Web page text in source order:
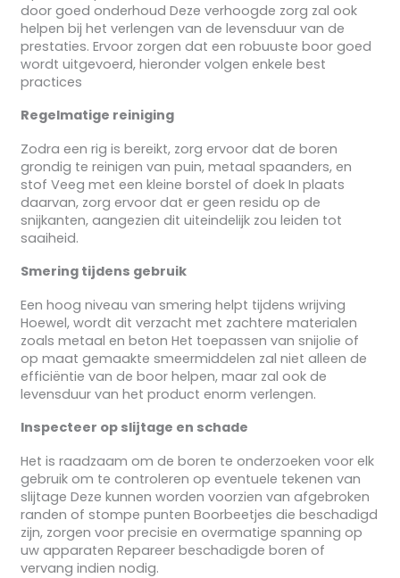
door goed onderhoud Deze verhoogde zorg zal ook
helpen bij het verlengen van de levensduur van de
prestaties. Ervoor zorgen dat een robuuste boor goed
wordt uitgevoerd, hieronder volgen enkele best
practices
Regelmatige reiniging
Zodra een rig is bereikt, zorg ervoor dat de boren
grondig te reinigen van puin, metaal spaanders, en
stof Veeg met een kleine borstel of doek In plaats
daarvan, zorg ervoor dat er geen residu op de
snijkanten, aangezien dit uiteindelijk zou leiden tot
saaiheid.
Smering tijdens gebruik
Een hoog niveau van smering helpt tijdens wrijving
Hoewel, wordt dit verzacht met zachtere materialen
zoals metaal en beton Het toepassen van snijolie of
op maat gemaakte smeermiddelen zal niet alleen de
efficiëntie van de boor helpen, maar zal ook de
levensduur van het product enorm verlengen.
Inspecteer op slijtage en schade
Het is raadzaam om de boren te onderzoeken voor elk
gebruik om te controleren op eventuele tekenen van
slijtage Deze kunnen worden voorzien van afgebroken
randen of stompe punten Boorbeetjes die beschadigd
zijn, zorgen voor precisie en overmatige spanning op
uw apparaten Repareer beschadigde boren of
vervang indien nodig.